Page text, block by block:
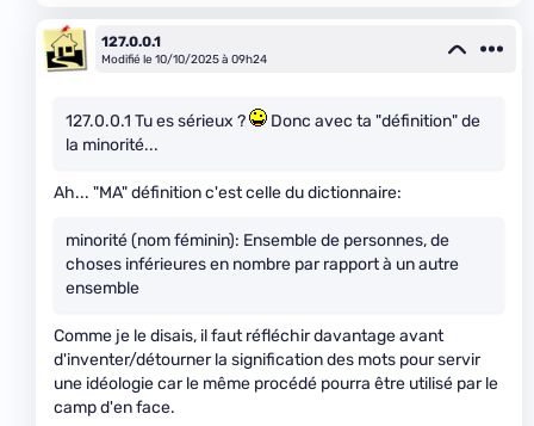
127.0.0.1
Modifié le 10/10/2025 à 09h24
127.0.0.1 Tu es sérieux ?
Donc avec ta "définition" de
la minorité...
Ah... "MA" définition c'est celle du dictionnaire:
minorité (nom féminin): Ensemble de personnes, de
choses inférieures en nombre par rapport à un autre
ensemble
Comme je le disais, il faut réfléchir davantage avant
d'inventer/détourner la signification des mots pour servir
une idéologie car le même procédé pourra être utilisé par le
camp d'en face.